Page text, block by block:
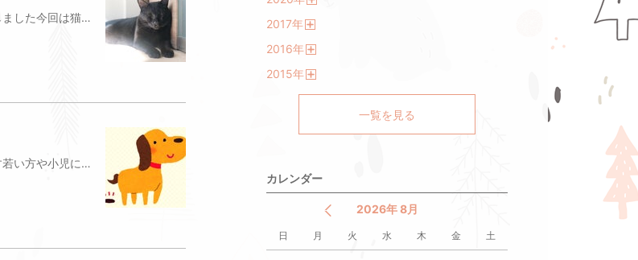
前回、ワンちゃんのコロナウイルス感染症のお話をしました今回は猫のコロナウイルス感染症のお話をしたいと思います猫のコロナウイルス感染症は『猫腸コロナウイルス感染症』や『猫伝染性腹膜炎』があります前者は犬のコロナウイルス感染症のように腸炎を引き起こし、下痢や嘔吐などの消化器症状が仔猫では出ることがありますが、弱いウイルス感染症です🦠一方、後者の「猫伝染性腹膜炎（FIP）」は恐ろしい病気です発症するとかなり致死率の高い病気であり、有効な治療法もなく対症療法しかありませんFIPは腸コロナウイルスが変異し、発症すると考えられていますが、まだ謎の部分が多いのです。伝染性という名前からうつりやすいというのは誤解で、FIPがうつることは通常ありませんただ、同じ環境で複数の猫が発症することもまれにありますまた腸コロナウイルスは主に糞便から口や鼻から入ることによって感染し、その後に腸からマクロファージまたは単球系細胞へ取り込まれる過程で変異が起こると考えられています発症するかどうかは本人の免疫力や飼育環境やストレスの有無によります最も発症しやすいのは幼猫〜1歳半くらいまでにはなりますが、最近は老齢期の猫の発症も増えてきていますまた雑種よりも純血種のほうが発症しやすいという印象ですが、差がないという論文もあるそうです症状としては発熱や元気食欲が無くなる、体重減少がみられますが、程度やタイプにより症状は多岐にわたりますFIPはウェットタイプとドライタイプに分けられますが、両タイプの症状が出ることもありますウェットタイプでは血管炎を引き起こし特徴的な腹水や胸水などがたまったり、ドライタイプでは脳や眼など臓器にできもの（化膿性肉芽腫性炎症）をつくります症状がそれぞれの猫によって違うため、診断が一筋縄でいかないことも多く、典型的なFIPで無ければ診断が難しい病気のひとつです完治が期待できる治療方法がいまだに見つかっていないため、対症療法としてステロイドやインターフェロン、民間療法なども取り入れられています予防法としても研究されてきましたが、ワクチンなどもありません。腸コロナウイルスは家庭用洗剤で十分有効であり、衛生管理が重要になりますFIPは猫にとって恐ろしい病気ですいつかFIPが完治する画期的な治療法が見つかることを、現在の新型コロナウイルス感染症が終息することを願っています写真はテテちゃんの日向ぼっこ&お昼寝のお写真です杉並区（荻窪・阿佐ヶ谷・下井草）の犬猫を対象にした動物病院平林ペットクリニック杉並区天沼2-32-50333934880
新型コロナウイルスの拡大がニュースで散見されます若い方や小児にも感染が進んでいて、恐ろしいですね早く終息してほしいですところでワンちゃんにも『犬コロナウイルス感染症』があります犬腸コロナウイルスや犬呼吸器コロナウイルスが存在しますが、主に多い「犬腸コロナウイルス」を犬コロナウイルス感染症としてお話しします🦠病原体であるコロナウイルスは便中に排出され、それを口に入れてしまうことで感染が拡がります主に消化器症状、下痢や嘔吐、発熱したり、他のウイルスや細菌との混合感染で重症化してしまいます成犬では軽度のことが多いのですが、仔犬が感染すると命にかかわることがあります治療は吐き気止めのお注射や点滴などの対症療法が中心となります予防としては多頭飼育の場合は消毒などの衛生管理を徹底し、アルコール消毒が有効ですまた混合ワクチンの接種がコロナウイルスからワンちゃんを守ってくれます当院では犬コロナウイルス感染症を含む6種または8種の混合ワクチンの接種を実施することができます仔犬に感染すると重篤化することがありますので、しっかり生後2ヶ月前後から混合ワクチンを接種していきましょう杉並区（荻窪・阿佐ヶ谷・下井草）の犬猫を対象にした動物病院平林ペットクリニック杉並区天沼2-32-50333934880
2017年
2016年
2015年
一覧を見る
カレンダー
2026年 8月
日 月 火 水 木 金 土